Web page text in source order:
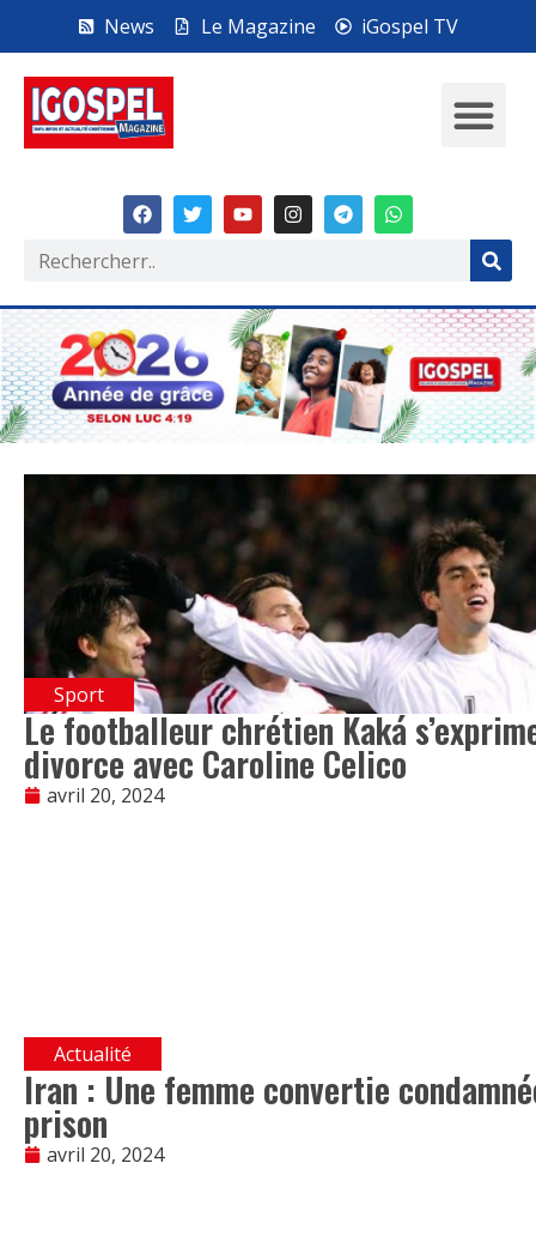
News Le Magazine iGospel TV
Sport
Le footballeur chrétien Kaká
divorce avec Caroline Celico
avril 20, 2024
Actualité
Iran : Une femme convertie
prison
avril 20, 2024